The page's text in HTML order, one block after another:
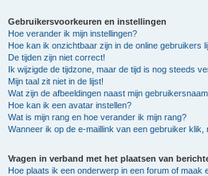
Gebruikersvoorkeuren en instellingen
Hoe verander ik mijn instellingen?
Hoe kan ik onzichtbaar zijn in de online gebruikers
De tijden zijn niet correct!
Ik wijzigde de tijdzone, maar de tijd is nog steeds
Mijn taal zit niet in de lijst!
Wat zijn de afbeeldingen naast mijn
Hoe kan ik een avatar instellen?
Wat is mijn rang en hoe verander ik mijn rang?
Wanneer ik op de e-maillink van een gebruiker klik,
Vragen in verband met het plaatsen van
Hoe plaats ik een onderwerp in een forum of maak